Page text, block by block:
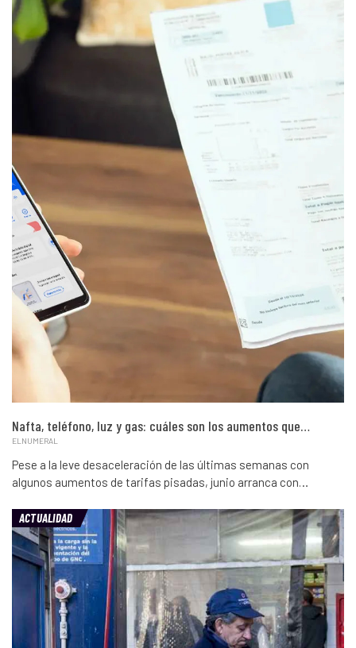
Nafta, teléfono, luz y gas: cuáles son los aumentos que…
ELNUMERAL
Pese a la leve desaceleración de las últimas semanas con
algunos aumentos de tarifas pisadas, junio arranca con…
ACTUALIDAD